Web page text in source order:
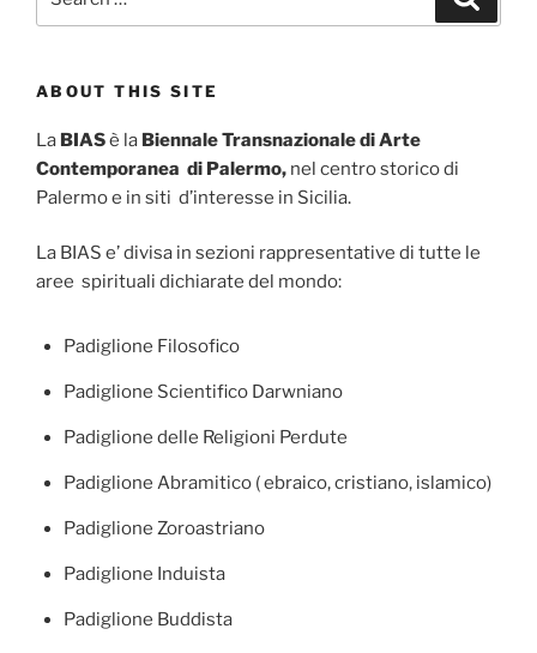
for:
ABOUT THIS SITE
La BIASè la Biennale Transnazionale di Arte
Contemporanea di Palermo, nel centro storico di
Palermo e in siti d’interesse in Sicilia.
La BIAS e’ divisa in sezioni rappresentative di tutte le
aree spirituali dichiarate del mondo:
Padiglione Filosofico
Padiglione Scientifico Darwniano
Padiglione delle Religioni Perdute
Padiglione Abramitico ( ebraico, cristiano, islamico)
Padiglione Zoroastriano
Padiglione Induista
Padiglione Buddista